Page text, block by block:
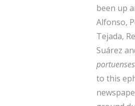
been up
Alfonso,
Tejada,
Suárez
portuenses
to this